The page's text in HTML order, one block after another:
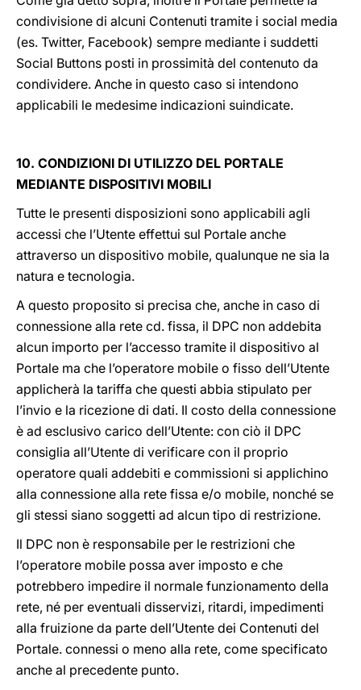
condivisione di alcuni Contenuti tramite i social media
(es. Twitter, Facebook) sempre mediante i suddetti
Social Buttons posti in prossimità del contenuto da
condividere. Anche in questo caso si intendono
applicabili le medesime indicazioni suindicate.
10. CONDIZIONI DI UTILIZZO DEL PORTALE
MEDIANTE DISPOSITIVI MOBILI
Tutte le presenti disposizioni sono applicabili agli
accessi che l’Utente effettui sul Portale anche
attraverso un dispositivo mobile, qualunque ne sia la
natura e tecnologia.
A questo proposito si precisa che, anche in caso di
connessione alla rete cd. fissa, il DPC non addebita
alcun importo per l’accesso tramite il dispositivo al
Portale ma che l’operatore mobile o fisso dell’Utente
applicherà la tariffa che questi abbia stipulato per
l’invio e la ricezione di dati. Il costo della connessione
è ad esclusivo carico dell’Utente: con ciò il DPC
consiglia all’Utente di verificare con il proprio
operatore quali addebiti e commissioni si applichino
alla connessione alla rete fissa e/o mobile, nonché se
gli stessi siano soggetti ad alcun tipo di restrizione.
Il DPC non è responsabile per le restrizioni che
l’operatore mobile possa aver imposto e che
potrebbero impedire il normale funzionamento della
rete, né per eventuali disservizi, ritardi, impedimenti
alla fruizione da parte dell’Utente dei Contenuti del
Portale. connessi o meno alla rete, come specificato
anche al precedente punto.